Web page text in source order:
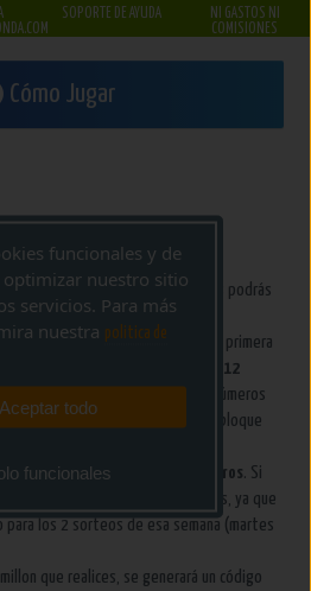
SOPORTE DE AYUDA
NI GASTOS NI
COMISIONES
Cómo Jugar
en acertar5 números y 2 estrellas
de números y estrellas podrás
.
divididos en 2 partes, una primera
50 , y otro bloque que consta de12
tu pronostico debes de marcar 5 números
50) y 2 estrellas en el segundo bloque
de Euromillones es de
2,50 euros. Si
tendrá un coste de 5 euros, ya que
para los 2 sorteos de esa semana (martes
que realices, se generará un código
funcionales y de
optimizar nuestro sitio
servicios. Para más
nuestra politica de
Aceptar todo
funcionales